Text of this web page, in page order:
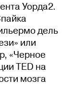
Уорда2.
дель
или
«Черное
TED на
мозга